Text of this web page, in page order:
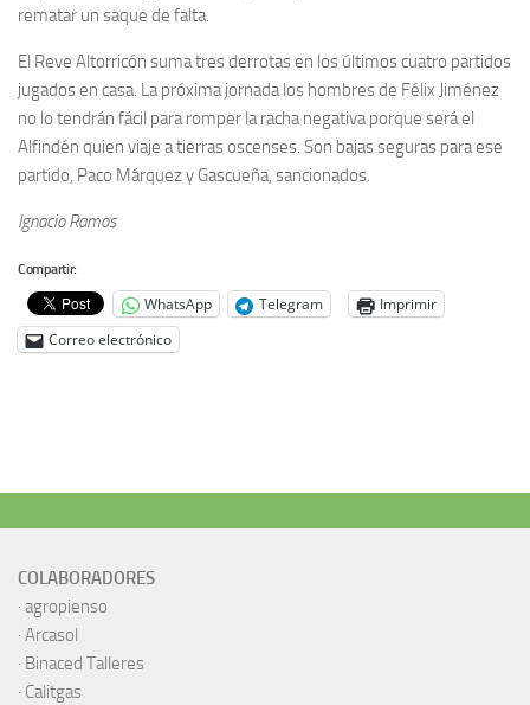
rematar un saque de falta.
El Reve Altorricón suma tres derrotas en los últimos cuatro partidos
jugados en casa. La próxima jornada los hombres de Félix Jiménez
no lo tendrán fácil para romper la racha negativa porque será el
Alfindén quien viaje a tierras oscenses. Son bajas seguras para ese
partido, Paco Márquez y Gascueña, sancionados.
Ignacio Ramos
Compartir:
WhatsApp Telegram
Imprimir
Correo electrónico
COLABORADORES
· agropienso
· Arcasol
· Binaced Talleres
· Calitgas